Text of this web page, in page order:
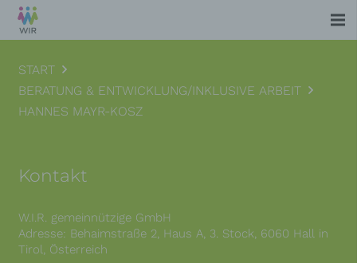
START
BERATUNG & ENTWICKLUNG/INKLUSIVE ARBEIT
HANNES MAYR-KOSZ
Kontakt
W.I.R. gemeinnützige GmbH
Adresse: Behaimstraße 2, Haus A, 3. Stock, 6060 Hall in
Tirol, Österreich